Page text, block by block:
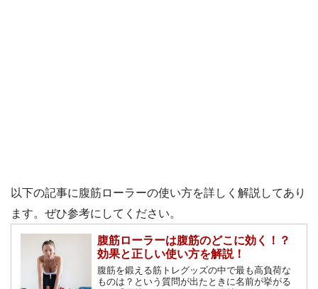
以下の記事に腹筋ローラーの使い方を詳しく解説してあり
ます。ぜひ参考にしてください。
腹筋ローラーは腹筋のどこに効く！？
効果と正しい使い方を解説！
腹筋を鍛える筋トレグッズの中で最も高負荷な
ものは？という質問が出たときに名前が挙がる